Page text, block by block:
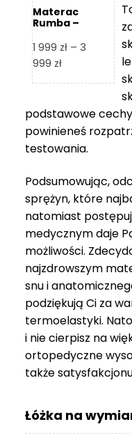
Materac
Rumba –
1 999 zł – 3
999 złZakres
1
999 zł
do
podstawowe
powinieneś
testowania.
Podsumowując,
sprężyn, które
natomiast
medycznym daje
możliwości.
najzdrowszym
snu i
podziękują Ci za
termoelastyki.
i nie cierpisz na
ortopedyczne
także
Łóżka na